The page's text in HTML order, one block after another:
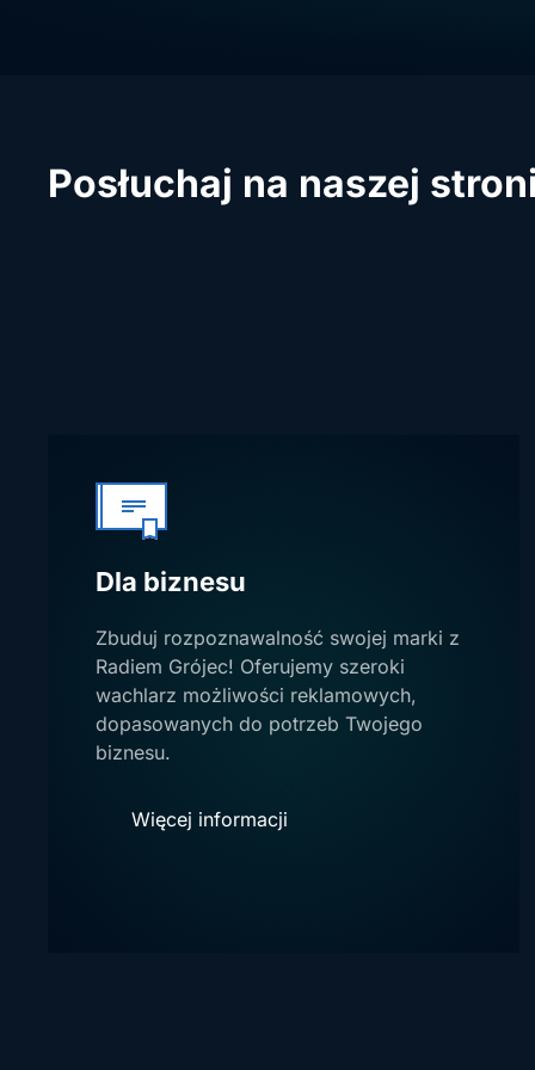
Posłuchaj na naszej
Dla biznesu
Zbuduj rozpoznawalność swojej marki z
Radiem Grójec! Oferujemy szeroki
wachlarz możliwości reklamowych,
dopasowanych do potrzeb Twojego
biznesu.
Więcej informacji